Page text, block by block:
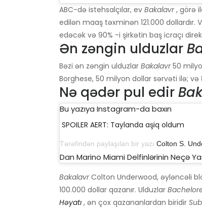
ABC-də istehsalçılar, ev Bakalavr, görə
edilən maaş təxminən 121.000
edəcək və 90% -i şirkətin baş icraçı
Ən zəngin ulduzlar
Bəzi ən zəngin ulduzlar Bakalavr50
Borghese, 50 milyon dollar sərvəti ilə;
Nə qədər pul edir
Bu yazıya Instagram-da baxın
SPOILER AERT: Taylanda aşiq oldum
Tərəfindən paylaşılan bir yazı Colton S.
Dan Marino Miami Delfinlərinin Neçə
BakalavrColton Underwood, əyləncəli
100.000 dollar qazanır. Ulduzlar
Həyatı , ən çox qazananlardan biridir